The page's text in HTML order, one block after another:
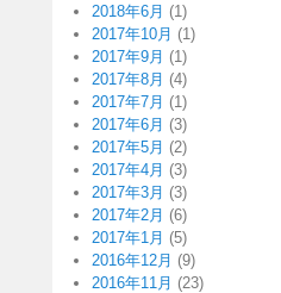
2018年6月 (1)
2017年10月 (1)
2017年9月 (1)
2017年8月 (4)
2017年7月 (1)
2017年6月 (3)
2017年5月 (2)
2017年4月 (3)
2017年3月 (3)
2017年2月 (6)
2017年1月 (5)
2016年12月 (9)
2016年11月 (23)